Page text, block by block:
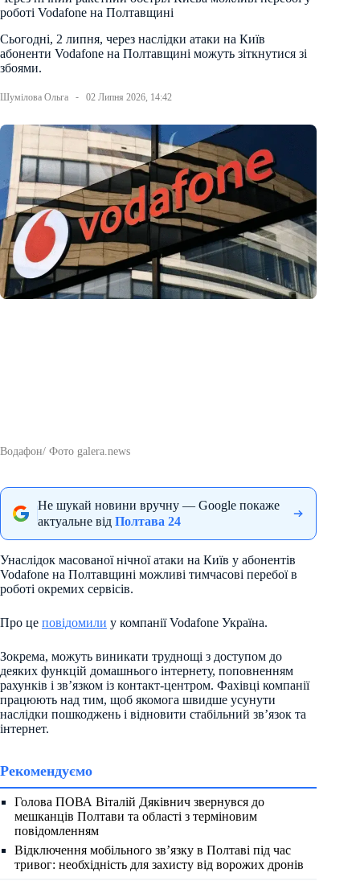
роботі Vodafone на Полтавщині
Сьогодні, 2 липня, через наслідки атаки на Київ
абоненти Vodafone на Полтавщині можуть зіткнутися зі
збоями.
Шумілова Ольга 02 Липня 2026, 14:42
Водафон/ Фото galera.news
Не шукай новини вручну — Google покаже
актуальне від Полтава 24
Унаслідок масованої нічної атаки на Київ у абонентів
Vodafone на Полтавщині можливі тимчасові перебої в
роботі окремих сервісів.
Про це повідомили у компанії Vodafone Україна.
Зокрема, можуть виникати труднощі з доступом до
деяких функцій домашнього інтернету, поповненням
рахунків і зв’язком із контакт-центром. Фахівці компанії
працюють над тим, щоб якомога швидше усунути
наслідки пошкоджень і відновити стабільний зв’язок та
інтернет.
Рекомендуємо
Голова ПОВА Віталій Дяківнич звернувся до
мешканців Полтави та області з терміновим
повідомленням
Відключення мобільного зв’язку в Полтаві під час
тривог: необхідність для захисту від ворожих дронів